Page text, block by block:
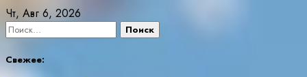
Skip
to
Чт, Авг 6, 2026
Найти:
Свежее: